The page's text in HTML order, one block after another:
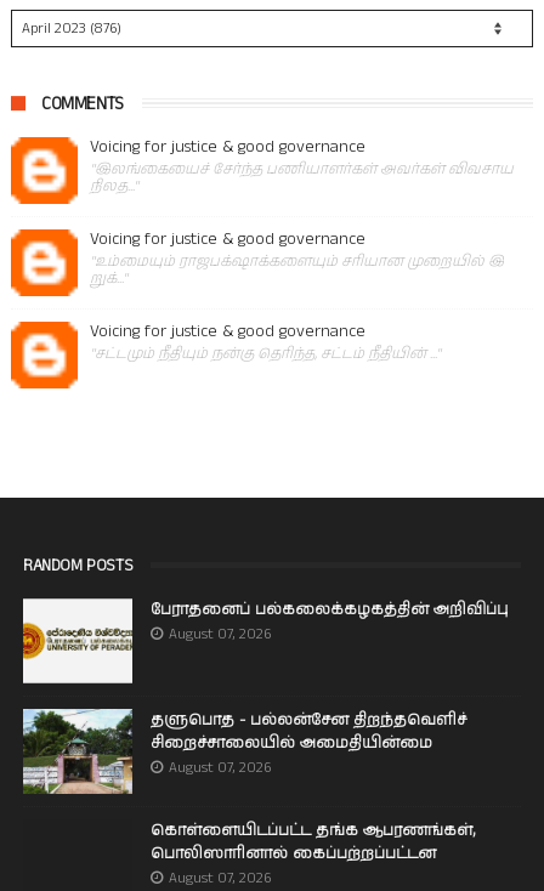
COMMENTS
Voicing for justice & good governance
"இலங்கையைச் சேர்ந்த பணியாளர்கள் அவர்கள் விவசாய
நிலத..."
Voicing for justice & good governance
"உம்மையும் ராஜபக்‌ஷாக்களையும் சரியான முறையில் இ
றுக்..."
Voicing for justice & good governance
"சட்டமும் நீதியும் நன்கு தெரிந்த, சட்டம் நீதியின் ..."
RANDOM POSTS
பேராதனைப் பல்கலைக்கழகத்தின் அறிவிப்பு
August 07, 2026
தளுபொத - பல்லன்சேன திறந்தவெளிச்
சிறைச்சாலையில் அமைதியின்மை
August 07, 2026
கொள்ளையிடப்பட்ட தங்க ஆபரணங்கள்,
பொலிஸாரினால் கைப்பற்றப்பட்டன
August 07, 2026